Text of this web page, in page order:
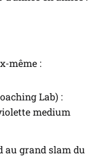
même :
Lab) :
medium
au grand slam du